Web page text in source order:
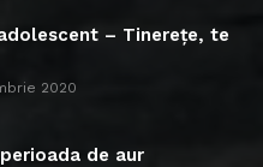
– Tinerețe, te
2020
de aur